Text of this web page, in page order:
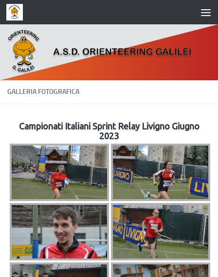
Salta al contenuto
GALLERIA FOTOGRAFICA
Campionati Italiani Sprint Relay Livigno Giugno
2023